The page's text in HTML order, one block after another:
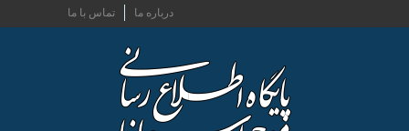
تماس با ما درباره ما